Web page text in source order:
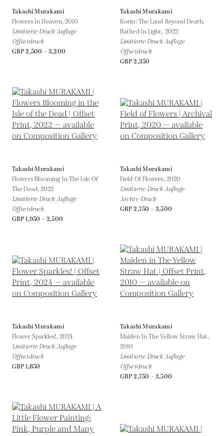
Takashi Murakami
Flowers In Heaven, 2010
Limitierte Druck Auflage
Offsetdruck
GBP 2,500 - 3,200
Takashi Murakami
Korin: The Land Beyond Death,
Bathed In Light, 2022
Limitierte Druck Auflage
Offsetdruck
GBP 2,350
Takashi Murakami
Flowers Blooming In The Isle Of
The Dead, 2022
Limitierte Druck Auflage
Offsetdruck
GBP 1,950 - 2,500
Takashi Murakami
Field Of Flowers, 2020
Limitierte Druck Auflage
Archiv-Druck
GBP 2,750 - 3,500
Takashi Murakami
Flower Sparkles!, 2024
Limitierte Druck Auflage
Offsetdruck
GBP 1,850
Takashi Murakami
Maiden In The Yellow Straw Hat,
2010
Limitierte Druck Auflage
Offsetdruck
GBP 2,750 - 3,500